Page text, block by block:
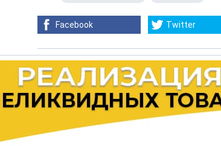
Facebook Twitter